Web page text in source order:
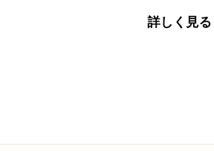
詳しく見る